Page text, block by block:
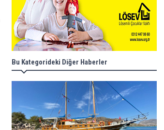
Bu Kategorideki Diğer Haberler